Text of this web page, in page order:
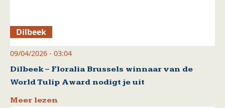
Dilbeek
09/04/2026 - 03:04
Dilbeek – Floralia Brussels winnaar van de
World Tulip Award nodigt je uit
Meer lezen